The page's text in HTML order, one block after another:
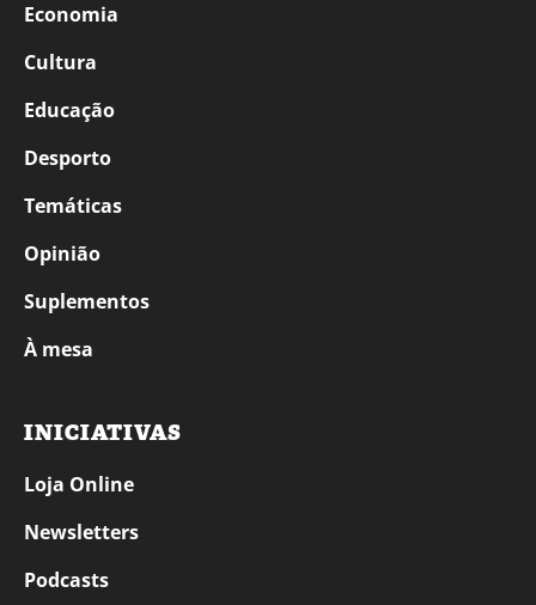
Economia
Cultura
Educação
Desporto
Temáticas
Opinião
Suplementos
À mesa
INICIATIVAS
Loja Online
Newsletters
Podcasts